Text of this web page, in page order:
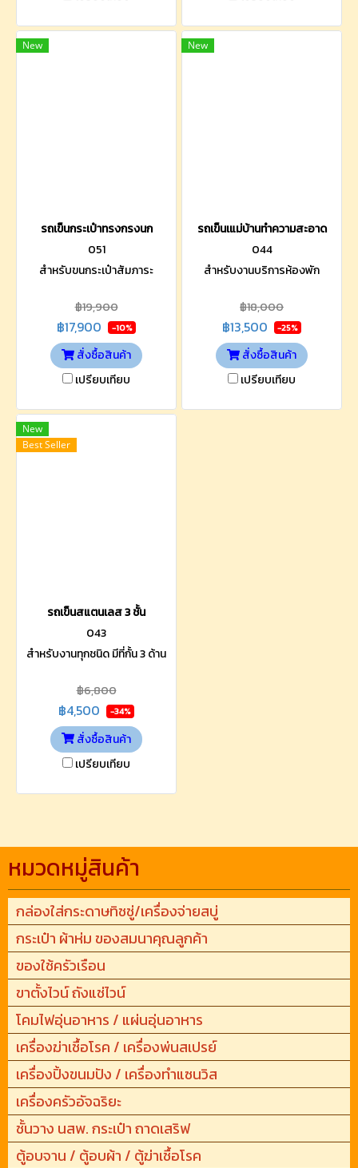
New
รถเข็นกระเป๋าทรงกรงนก
051
สำหรับขนกระเป๋าสัมภาระ
฿19,900
฿17,900 -10%
สั่งซื้อสินค้า
เปรียบเทียบ
New
รถเข็นเแม่บ้านทำความสะอาด
044
สำหรับงานบริการห้องพัก
฿18,000
฿13,500 -25%
สั่งซื้อสินค้า
เปรียบเทียบ
New
Best Seller
รถเข็นสแตนเลส 3 ชั้น
043
สำหรับงานทุกชนิด มีที่กั้น 3 ด้าน
฿6,800
฿4,500 -34%
สั่งซื้อสินค้า
เปรียบเทียบ
หมวดหมู่สินค้า
กล่องใส่กระดาษทิชชู่/เครื่องจ่ายสบู่
กระเป๋า ผ้าห่ม ของสมนาคุณลูกค้า
ของใช้ครัวเรือน
ขาตั้งไวน์ ถังแช่ไวน์
โคมไฟอุ่นอาหาร / แผ่นอุ่นอาหาร
เครื่องฆ่าเชื้อโรค / เครื่องพ่นสเปรย์
เครื่องปิ้งขนมปัง / เครื่องทำแซนวิส
เครื่องครัวอัจฉริยะ
ชั้นวาง นสพ. กระเป๋า ถาดเสริฟ
ตู้อบจาน / ตู้อบผ้า / ตู้ฆ่าเชื้อโรค